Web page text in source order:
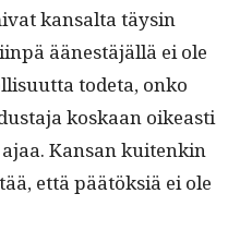
kansalta täysin
äänestäjäl­lä ei ole
tode­ta, onko
koskaan oikeasti
Kansan kuitenkin
että päätök­siä ei ole